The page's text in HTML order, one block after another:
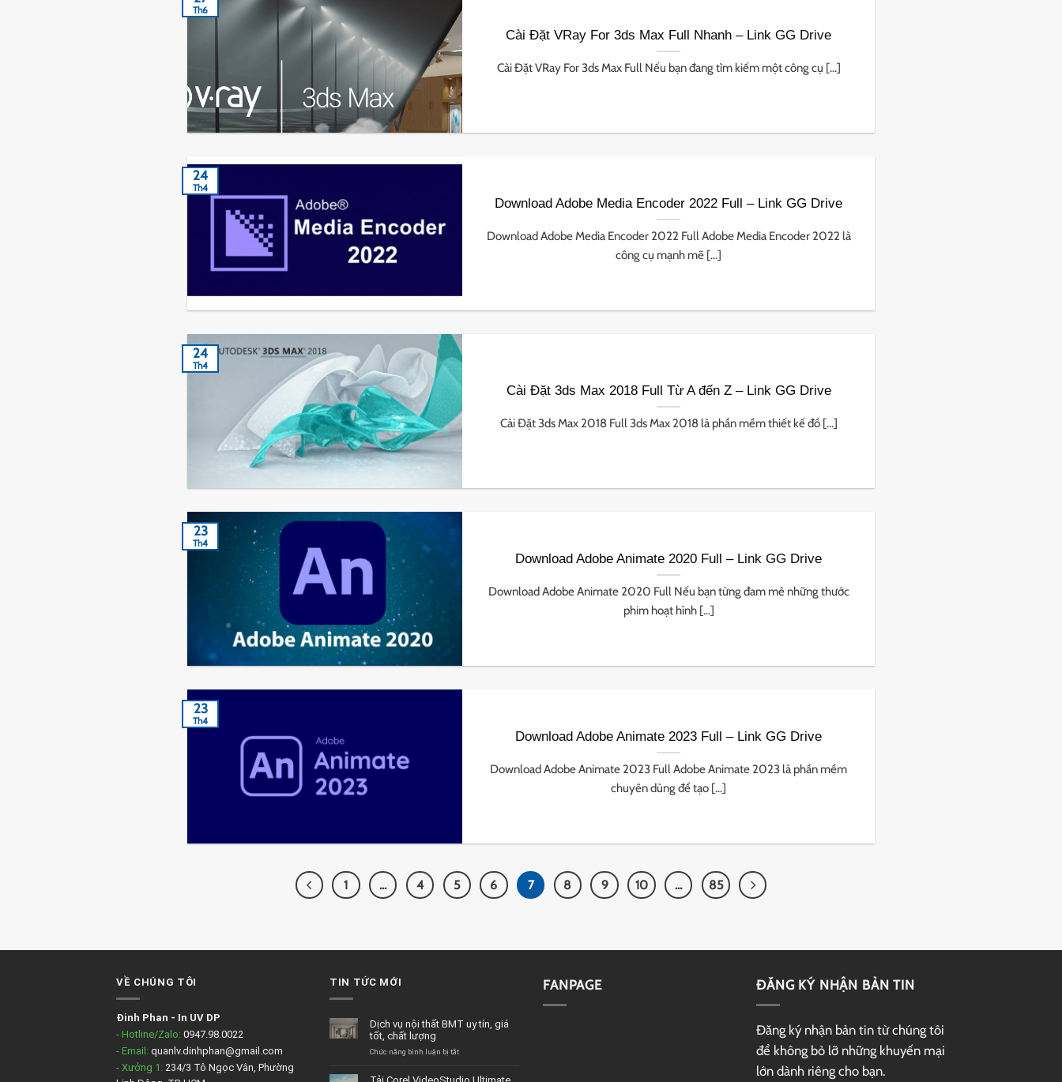
Cài Đặt VRay For 3ds Max Full Nhanh – Link GG Drive
Cài Đặt VRay For 3ds Max Full Nếu bạn đang tìm kiếm một công cụ [...]
Th6
Download Adobe Media Encoder 2022 Full – Link GG Drive
Download Adobe Media Encoder 2022 Full Adobe Media Encoder 2022 là
công cụ mạnh mẽ [...]
24
Th4
Cài Đặt 3ds Max 2018 Full Từ A đến Z – Link GG Drive
Cài Đặt 3ds Max 2018 Full 3ds Max 2018 là phần mềm thiết kế đồ [...]
24
Th4
Download Adobe Animate 2020 Full – Link GG Drive
Download Adobe Animate 2020 Full Nếu bạn từng đam mê những thước
phim hoạt hình [...]
23
Th4
Download Adobe Animate 2023 Full – Link GG Drive
Download Adobe Animate 2023 Full Adobe Animate 2023 là phần mềm
chuyên dùng để tạo [...]
23
Th4
1 … 4 5 6 7 8 9 10 … 85
VỀ CHÚNG TÔI
Đinh Phan - In UV DP
- Hotline/Zalo: 0947.98.0022
- Email: quanlv.dinhphan@gmail.com
- Xưởng 1: 234/3 Tô Ngọc Vân, Phường
TIN TỨC MỚI
Dịch vụ nội thất BMT uy tín, giá
tốt, chất lượng
Chức năng bình luận bị tắtở
FANPAGE ĐĂNG KÝ NHẬN BẢN TIN
Đăng ký nhận bản tin từ chúng tôi
để không bỏ lỡ những khuyến mại
lớn dành riêng cho bạn.